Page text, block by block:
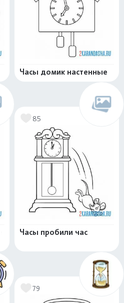
Часы домик настенные
85
Часы пробили час
79